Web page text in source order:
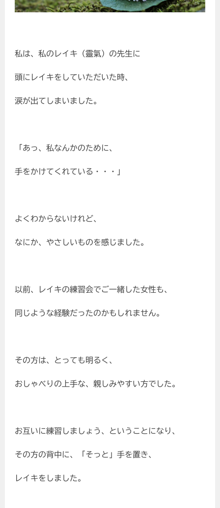
私は、私のレイキ（靈氣）の先生に
頭にレイキをしていただいた時、
涙が出てしまいました。
「あっ、私なんかのために、
手をかけてくれている・・・」
よくわからないけれど、
なにか、やさしいものを感じました。
以前、レイキの練習会でご一緒した女性も、
同じような経験だったのかもしれません。
その方は、とっても明るく、
おしゃべりの上手な、親しみやすい方でした。
お互いに練習しましょう、ということになり、
その方の背中に、「そっと」手を置き、
レイキをしました。